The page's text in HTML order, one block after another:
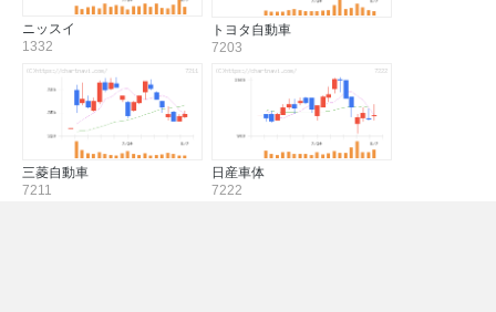
ニッスイ
1332
トヨタ自動車
7203
三菱自動車
7211
日産車体
7222